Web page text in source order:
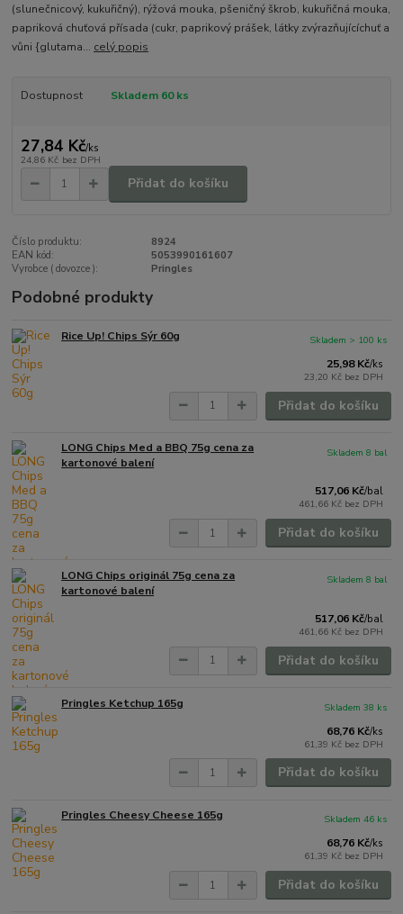
(slunečnicový, kukuřičný), rýžová mouka, pšeničný škrob, kukuřičná mouka,
papriková chuťová přísada (cukr, paprikový prášek, látky zvýrazňujícíchuť a
vůni {glutama... celý popis
Dostupnost Skladem 60 ks
27,84 Kč/ks
24,86 Kč bez DPH
Přidat do košíku
Číslo produktu:
8924
EAN kód:
5053990161607
Vyrobce ( dovozce ):
Pringles
Podobné produkty
Rice Up! Chips Sýr 60g
25,98 Kč/ks
23,20 Kč bez DPH
Skladem > 100 ks
Přidat do košíku
LONG Chips Med a BBQ 75g cena za
kartonové balení
517,06 Kč/bal
461,66 Kč bez DPH
Skladem 8 bal
Přidat do košíku
LONG Chips originál 75g cena za
kartonové balení
517,06 Kč/bal
461,66 Kč bez DPH
Skladem 8 bal
Přidat do košíku
Pringles Ketchup 165g
68,76 Kč/ks
61,39 Kč bez DPH
Skladem 38 ks
Přidat do košíku
Pringles Cheesy Cheese 165g
68,76 Kč/ks
61,39 Kč bez DPH
Skladem 46 ks
Přidat do košíku